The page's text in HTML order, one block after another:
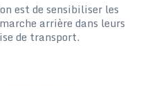
est de sensibiliser les
arrière dans leurs
de transport.